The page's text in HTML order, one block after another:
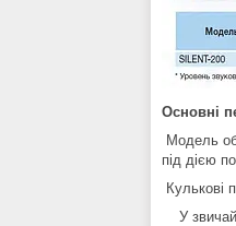
Основні
Модель
під дією
Кулькові
У